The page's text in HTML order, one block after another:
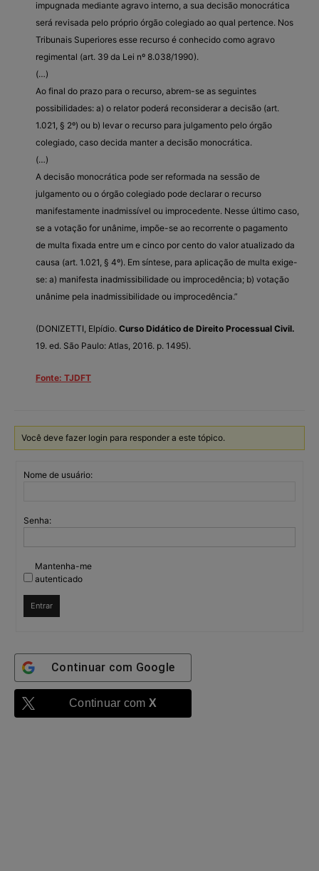
impugnada mediante agravo interno, a sua decisão monocrática
será revisada pelo próprio órgão colegiado ao qual pertence. Nos
Tribunais Superiores esse recurso é conhecido como agravo
regimental (art. 39 da Lei nº 8.038/1990).
(…)
Ao final do prazo para o recurso, abrem-se as seguintes
possibilidades: a) o relator poderá reconsiderar a decisão (art.
1.021, § 2º) ou b) levar o recurso para julgamento pelo órgão
colegiado, caso decida manter a decisão monocrática.
(…)
A decisão monocrática pode ser reformada na sessão de
julgamento ou o órgão colegiado pode declarar o recurso
manifestamente inadmissível ou improcedente. Nesse último caso,
se a votação for unânime, impõe-se ao recorrente o pagamento
de multa fixada entre um e cinco por cento do valor atualizado da
causa (art. 1.021, § 4º). Em síntese, para aplicação de multa exige-
se: a) manifesta inadmissibilidade ou improcedência; b) votação
unânime pela inadmissibilidade ou improcedência.”
(DONIZETTI, Elpídio. Curso Didático de Direito Processual Civil.
19. ed. São Paulo: Atlas, 2016. p. 1495).
Fonte: TJDFT
Você deve fazer login para responder a este tópico.
Nome de usuário:
Senha:
Mantenha-me
autenticado
Entrar
Continuar com Google
Continuar com X